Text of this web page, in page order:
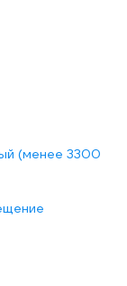
(менее 3300